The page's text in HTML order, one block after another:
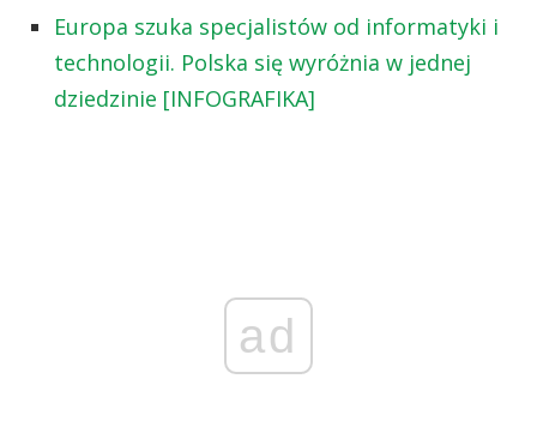
Europa szuka specjalistów od informatyki i
technologii. Polska się wyróżnia w jednej
dziedzinie [INFOGRAFIKA]
ad